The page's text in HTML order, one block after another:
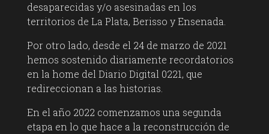
desaparecidas y/o asesinadas en los
territorios de La Plata, Berisso y Ensenada.
Por otro lado, desde el 24 de marzo de 2021
hemos sostenido diariamente recordatorios
en la home del Diario Digital 0221, que
redireccionan a las historias.
En el año 2022 comenzamos una segunda
etapa en lo que hace a la reconstrucción de